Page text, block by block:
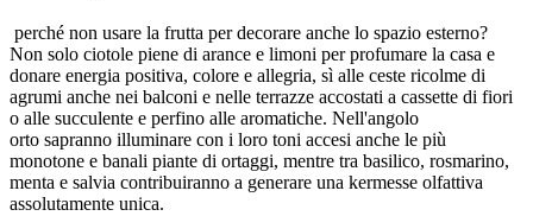
perché non usare la frutta per decorare anche lo spazio esterno?
Non solo ciotole piene di arance e limoni per profumare la casa e
donare energia positiva, colore e allegria, sì alle ceste ricolme di
agrumi anche nei balconi e nelle terrazze accostati a cassette di fiori
o alle succulente e perfino alle aromatiche. Nell'angolo
orto sapranno illuminare con i loro toni accesi anche le più
monotone e banali piante di ortaggi, mentre tra basilico, rosmarino,
menta e salvia contribuiranno a generare una kermesse olfattiva
assolutamente unica.